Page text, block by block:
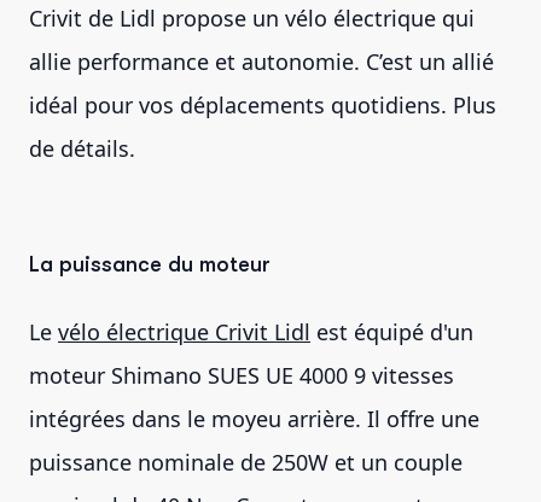
Crivit de Lidl propose un vélo électrique qui
allie performance et autonomie. C’est un allié
idéal pour vos déplacements quotidiens. Plus
de détails.
La puissance du moteur
Le vélo électrique Crivit Lidl est équipé d'un
moteur Shimano SUES UE 4000 9 vitesses
intégrées dans le moyeu arrière. Il offre une
puissance nominale de 250W et un couple